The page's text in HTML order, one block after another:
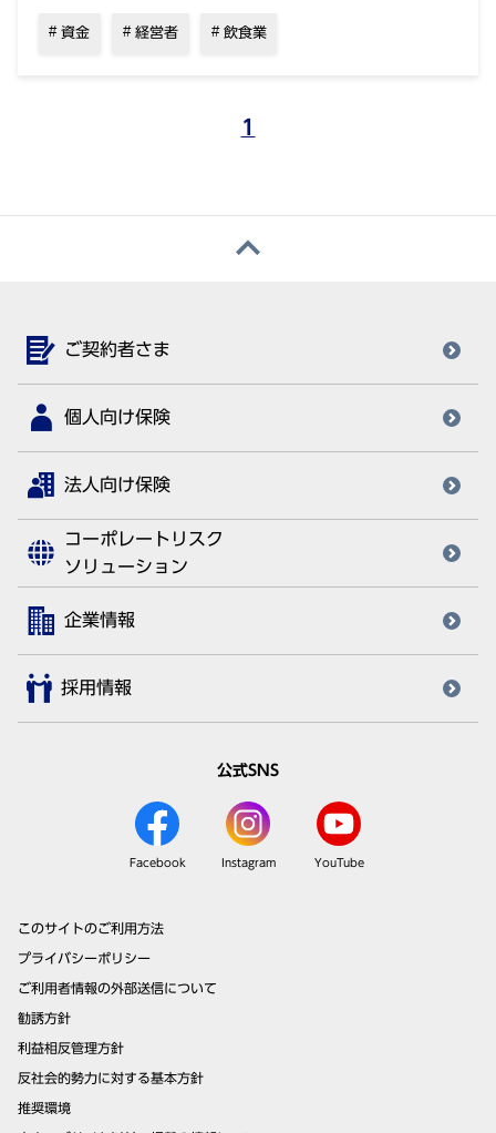
資金 経営者 飲食業
1
ご契約者さま
個人向け保険
法人向け保険
コーポレートリスク
ソリューション
企業情報
採用情報
公式SNS
Facebook Instagram YouTube
このサイトのご利用方法
プライバシーポリシー
ご利用者情報の外部送信について
勧誘方針
利益相反管理方針
反社会的勢力に対する基本方針
推奨環境